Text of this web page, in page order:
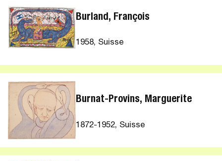
Burland, François
1958, Suisse
Burnat-Provins, Marguerite
1872-1952, Suisse